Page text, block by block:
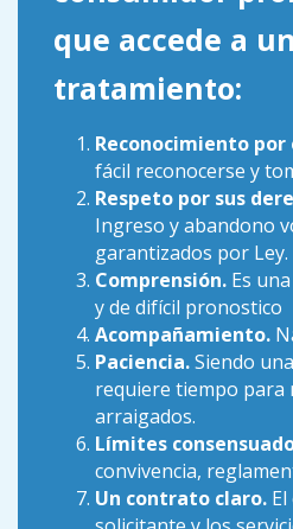
que accede a un
tratamiento:
Reconocimiento
fácil reconocerse y
Respeto por sus
Ingreso y abandono
garantizados por Ley.
Comprensión. Es
y de difícil pronostico
Acompañamiento.
Paciencia.Siendo
requiere tiempo para
arraigados.
Límites
convivencia,
Un contrato claro.